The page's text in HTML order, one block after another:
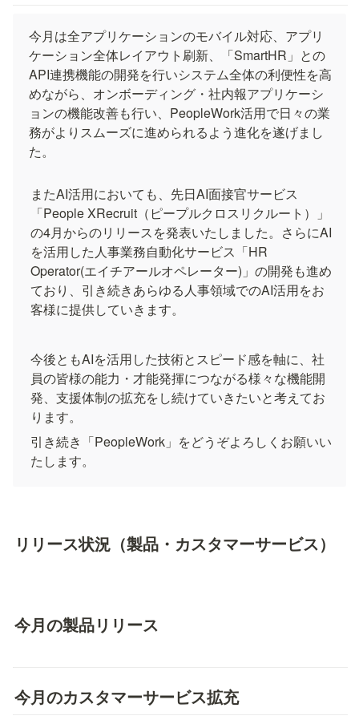
今月は全アプリケーションのモバイル対応、アプリ
ケーション全体レイアウト刷新、「SmartHR」との
API連携機能の開発を行いシステム全体の利便性を高
めながら、オンボーディング・社内報アプリケーシ
ョンの機能改善も行い、PeopleWork活用で日々の業
務がよりスムーズに進められるよう進化を遂げまし
た。
またAI活用においても、先日AI面接官サービス
「People XRecruit（ピープルクロスリクルート）」
の4月からのリリースを発表いたしました。さらにAI
を活用した人事業務自動化サービス「HR
Operator(エイチアールオペレーター)」の開発も進め
ており、引き続きあらゆる人事領域でのAI活用をお
客様に提供していきます。
今後ともAIを活用した技術とスピード感を軸に、社
員の皆様の能力・才能発揮につながる様々な機能開
発、支援体制の拡充をし続けていきたいと考えてお
ります。
引き続き「PeopleWork」をどうぞよろしくお願いい
たします。
リリース状況（製品・カスタマーサービス）
今月の製品リリース
今月のカスタマーサービス拡充